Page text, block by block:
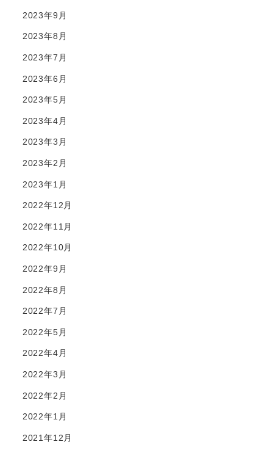
2023年9月
2023年8月
2023年7月
2023年6月
2023年5月
2023年4月
2023年3月
2023年2月
2023年1月
2022年12月
2022年11月
2022年10月
2022年9月
2022年8月
2022年7月
2022年5月
2022年4月
2022年3月
2022年2月
2022年1月
2021年12月